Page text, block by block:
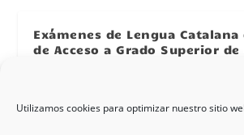
Utilizamos cookies para optimizar nuestro sitio
Exámenes de Lengua
de Acceso a Grado Superior
PRUEBA DE ACCESO A GRADO